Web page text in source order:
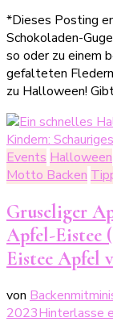
*Dieses Posting
Schokoladen-
so oder zu einem
gefalteten
zu Halloween!
Events Halloween
Motto Backen
Gruseliger
Apfel-Eistee
Eistee Apfel
von
2023Hinterlasse